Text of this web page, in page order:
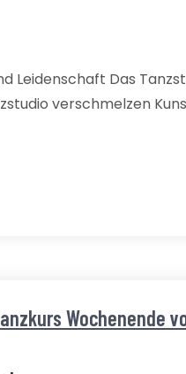
Leidenschaft Das
verschmelzen
Wochenende